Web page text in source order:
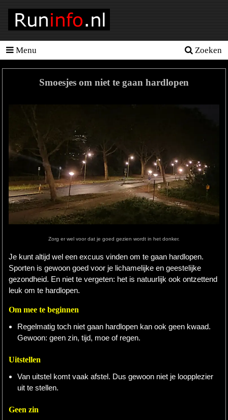
Menu Zoeken
Homepage
Hardloopblessures
Hartslagmeter
Wedstrijden
Sportvoeding
Extra
Tips
Boeken
Site
Smoesjes om niet te gaan hardlopen
Zorg er wel voor dat je goed gezien wordt in het donker.
Je kunt altijd wel een excuus vinden om te gaan hardlopen.
Sporten is gewoon goed voor je lichamelijke en geestelijke
gezondheid. En niet te vergeten: het is natuurlijk ook ontzettend
leuk om te hardlopen.
Om mee te beginnen
Regelmatig toch niet gaan hardlopen kan ook geen kwaad.
Gewoon: geen zin, tijd, moe of regen.
Uitstellen
Van uitstel komt vaak afstel. Dus gewoon niet je loopplezier
uit te stellen.
Geen zin